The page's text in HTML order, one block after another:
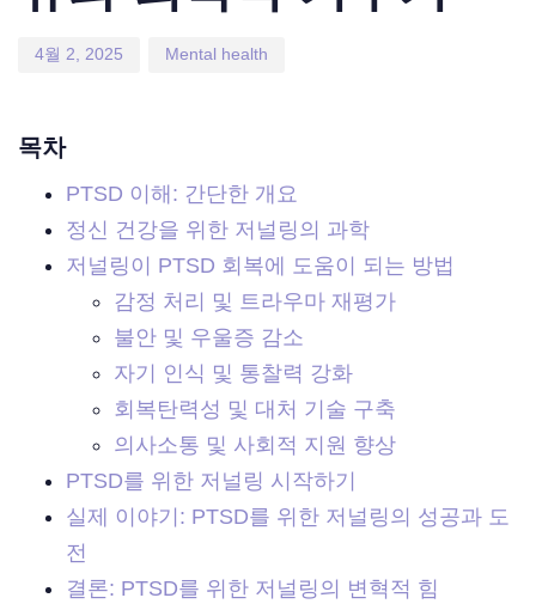
4월 2, 2025 Mental health
목차
PTSD 이해: 간단한 개요
정신 건강을 위한 저널링의 과학
저널링이 PTSD 회복에 도움이 되는 방법
감정 처리 및 트라우마 재평가
불안 및 우울증 감소
자기 인식 및 통찰력 강화
회복탄력성 및 대처 기술 구축
의사소통 및 사회적 지원 향상
PTSD를 위한 저널링 시작하기
실제 이야기: PTSD를 위한 저널링의 성공과 도
전
결론: PTSD를 위한 저널링의 변혁적 힘